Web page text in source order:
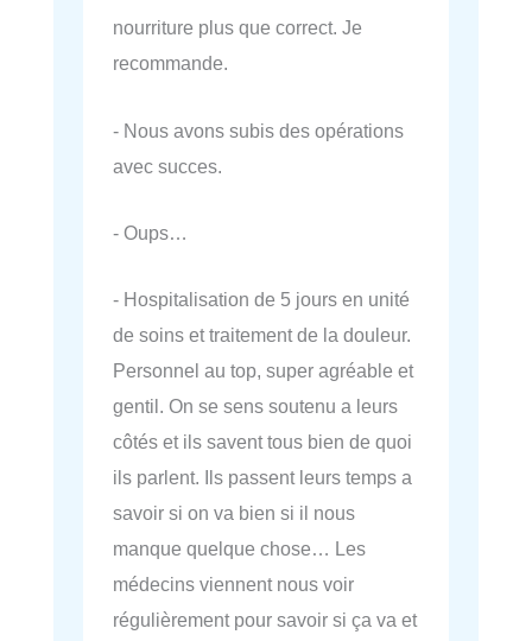
nourriture plus que correct. Je
recommande.
- Nous avons subis des opérations
avec succes.
- Oups…
- Hospitalisation de 5 jours en unité
de soins et traitement de la douleur.
Personnel au top, super agréable et
gentil. On se sens soutenu a leurs
côtés et ils savent tous bien de quoi
ils parlent. Ils passent leurs temps a
savoir si on va bien si il nous
manque quelque chose… Les
médecins viennent nous voir
régulièrement pour savoir si ça va et